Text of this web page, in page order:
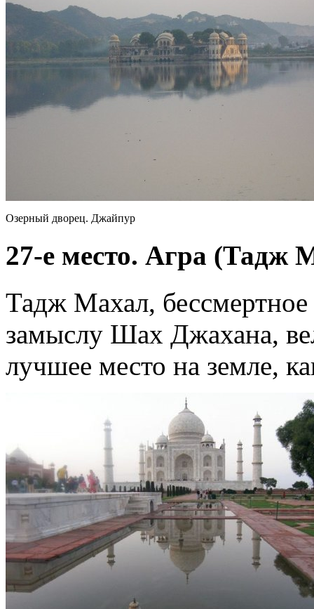
Озерный дворец. Джайпур
27-е место. Агра (Тадж
Тадж Махал, бессмертное
замыслу Шах Джахана,
лучшее место на земле,